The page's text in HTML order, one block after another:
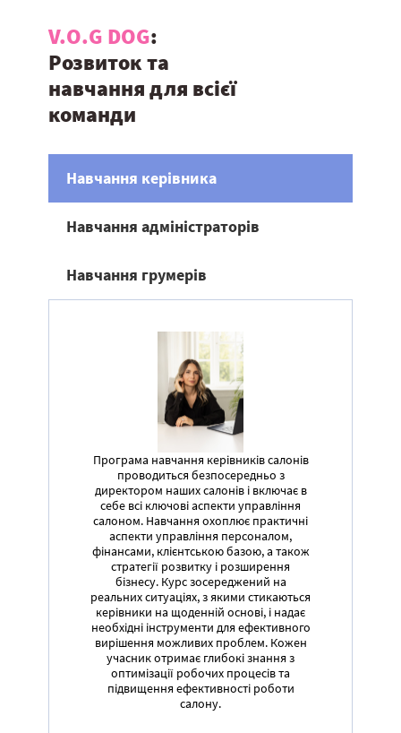
V.O.G DOG:
Розвиток та
навчання для всієї
команди
Навчання керівника
Навчання адміністраторів
Навчання грумерів
Програма навчання керівників салонів
проводиться безпосередньо з
директором наших салонів і включає в
себе всі ключові аспекти управління
салоном. Навчання охоплює практичні
аспекти управління персоналом,
фінансами, клієнтською базою, а також
стратегії розвитку і розширення
бізнесу. Курс зосереджений на
реальних ситуаціях, з якими стикаються
керівники на щоденній основі, і надає
необхідні інструменти для ефективного
вирішення можливих проблем. Кожен
учасник отримає глибокі знання з
оптимізації робочих процесів та
підвищення ефективності роботи
салону.